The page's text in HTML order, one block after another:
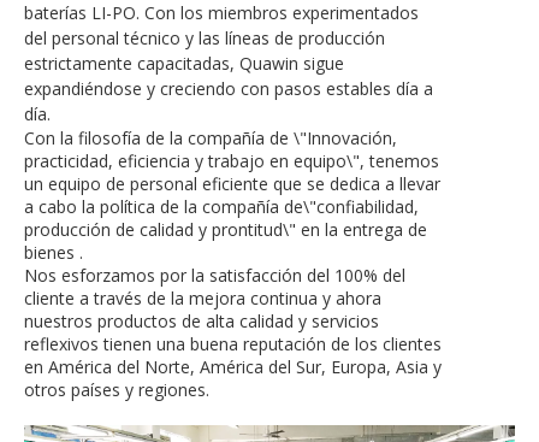
baterías LI-PO. Con los miembros experimentados
del personal técnico y las líneas de producción
estrictamente capacitadas, Quawin sigue
expandiéndose y creciendo con pasos estables día a
día.
Con la filosofía de la compañía de \"Innovación,
practicidad, eficiencia y trabajo en equipo\", tenemos
un equipo de personal eficiente que se dedica a llevar
a cabo la política de la compañía de\"confiabilidad,
producción de calidad y prontitud\" en la entrega de
bienes .
Nos esforzamos por la satisfacción del 100% del
cliente a través de la mejora continua y ahora
nuestros productos de alta calidad y servicios
reflexivos tienen una buena reputación de los clientes
en América del Norte, América del Sur, Europa, Asia y
otros países y regiones.